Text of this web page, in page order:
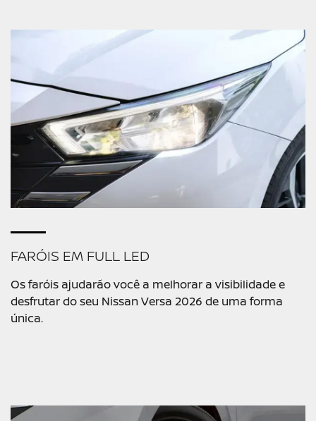
FARÓIS EM FULL LED
Os faróis ajudarão você a melhorar a visibilidade e
desfrutar do seu Nissan Versa 2026 de uma forma
única.